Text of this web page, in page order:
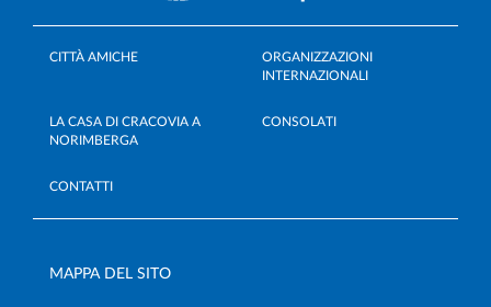
CITTÀ AMICHE
ORGANIZZAZIONI
INTERNAZIONALI
LA CASA DI CRACOVIA A
NORIMBERGA
CONSOLATI
CONTATTI
MAPPA DEL SITO